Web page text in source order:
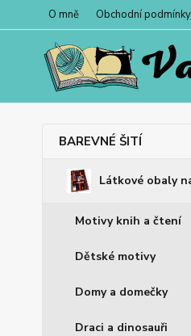
O mně Obchodní podmínky
BAREVNÉ ŠITÍ
Látkové obaly
Motivy knih a čtení
Dětské motivy
Domy a domečky
Draci a dinosauři